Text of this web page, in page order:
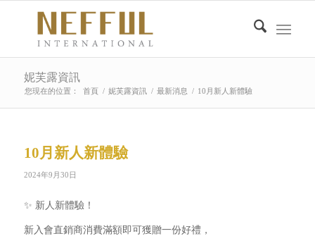
妮芙露資訊
您現在的位置： 首頁 / 妮芙露資訊 / 最新消息 / 10月新人新體驗
10月新人新體驗
2024年9月30日
✨ 新人新體驗！
新入會直銷商消費滿額即可獲贈一份好禮，